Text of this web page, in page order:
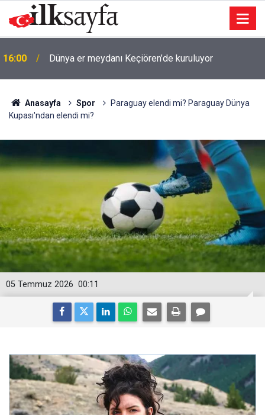
16:00 Dünya er meydanı Keçiören’de kuruluyor
Anasayfa Spor
Paraguay elendi mi? Paraguay Dünya
Kupası'ndan elendi mi?
00:11
05 Temmuz 2026